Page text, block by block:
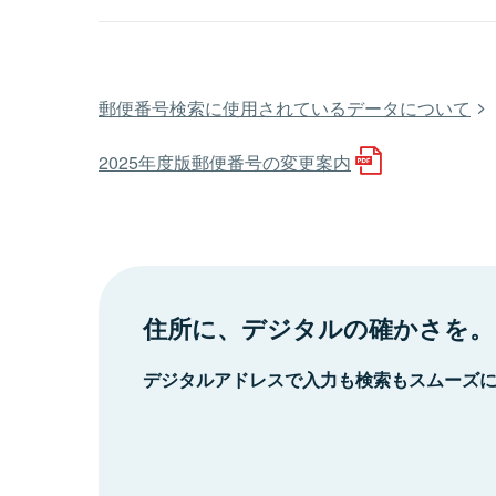
郵便番号検索に使用されているデータについて
2025年度版郵便番号の変更案内
住所に、デジタルの確かさを。
デジタルアドレスで入力も検索もスムーズ